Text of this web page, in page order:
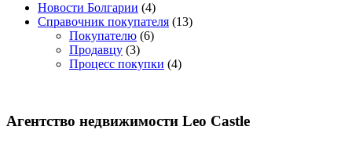
Новости Болгарии (4)
Справочник покупателя (13)
Покупателю (6)
Продавцу (3)
Процесс покупки (4)
Агентство недвижимости Leo Castle